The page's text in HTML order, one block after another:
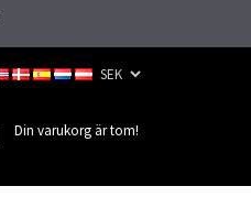
Din varukorg är tom!